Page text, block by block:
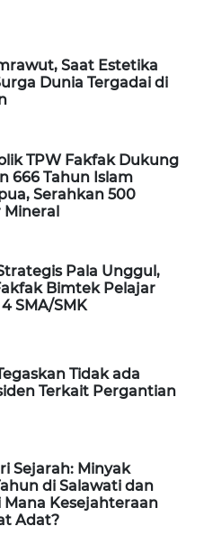
Saat Estetika
Dunia Tergadai di
TPW Fakfak Dukung
666 Tahun Islam
Serahkan 500
Mineral
Pala Unggul,
Bimtek Pelajar
SMA/SMK
Tidak ada
Terkait Pergantian
Sejarah: Minyak
di Salawati dan
Mana Kesejahteraan
Adat?